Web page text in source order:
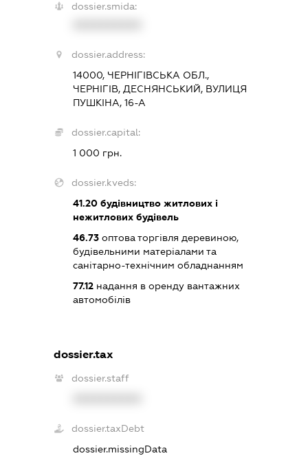
dossier.smida:
dossier.address:
14000, ЧЕРНІГІВСЬКА ОБЛ.,
ЧЕРНІГІВ, ДЕСНЯНСЬКИЙ, ВУЛИЦЯ
ПУШКІНА, 16-А
dossier.capital:
1 000 грн.
dossier.kveds:
41.20 будівництво житлових і
нежитлових будівель
46.73 оптова торгівля деревиною,
будівельними матеріалами та
санітарно-технічним обладнанням
77.12 надання в оренду вантажних
автомобілів
dossier.tax
dossier.staff
dossier.taxDebt
dossier.missingData